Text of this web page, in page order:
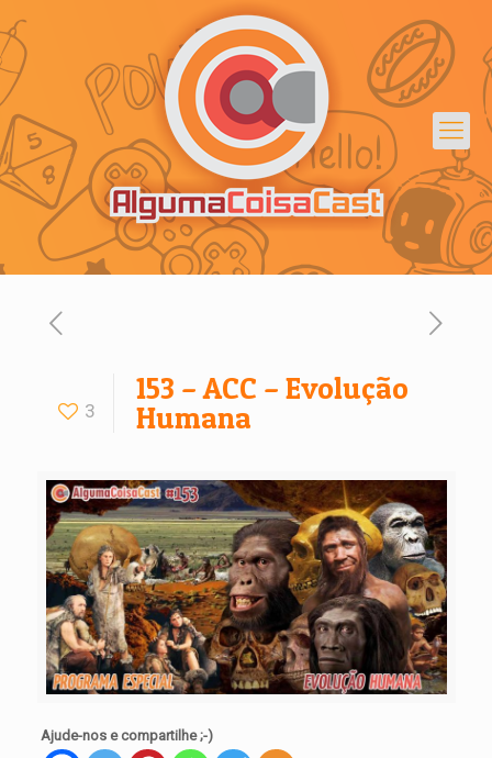
3
153 – ACC – Evolução
Humana
Ajude-nos e compartilhe ;-)